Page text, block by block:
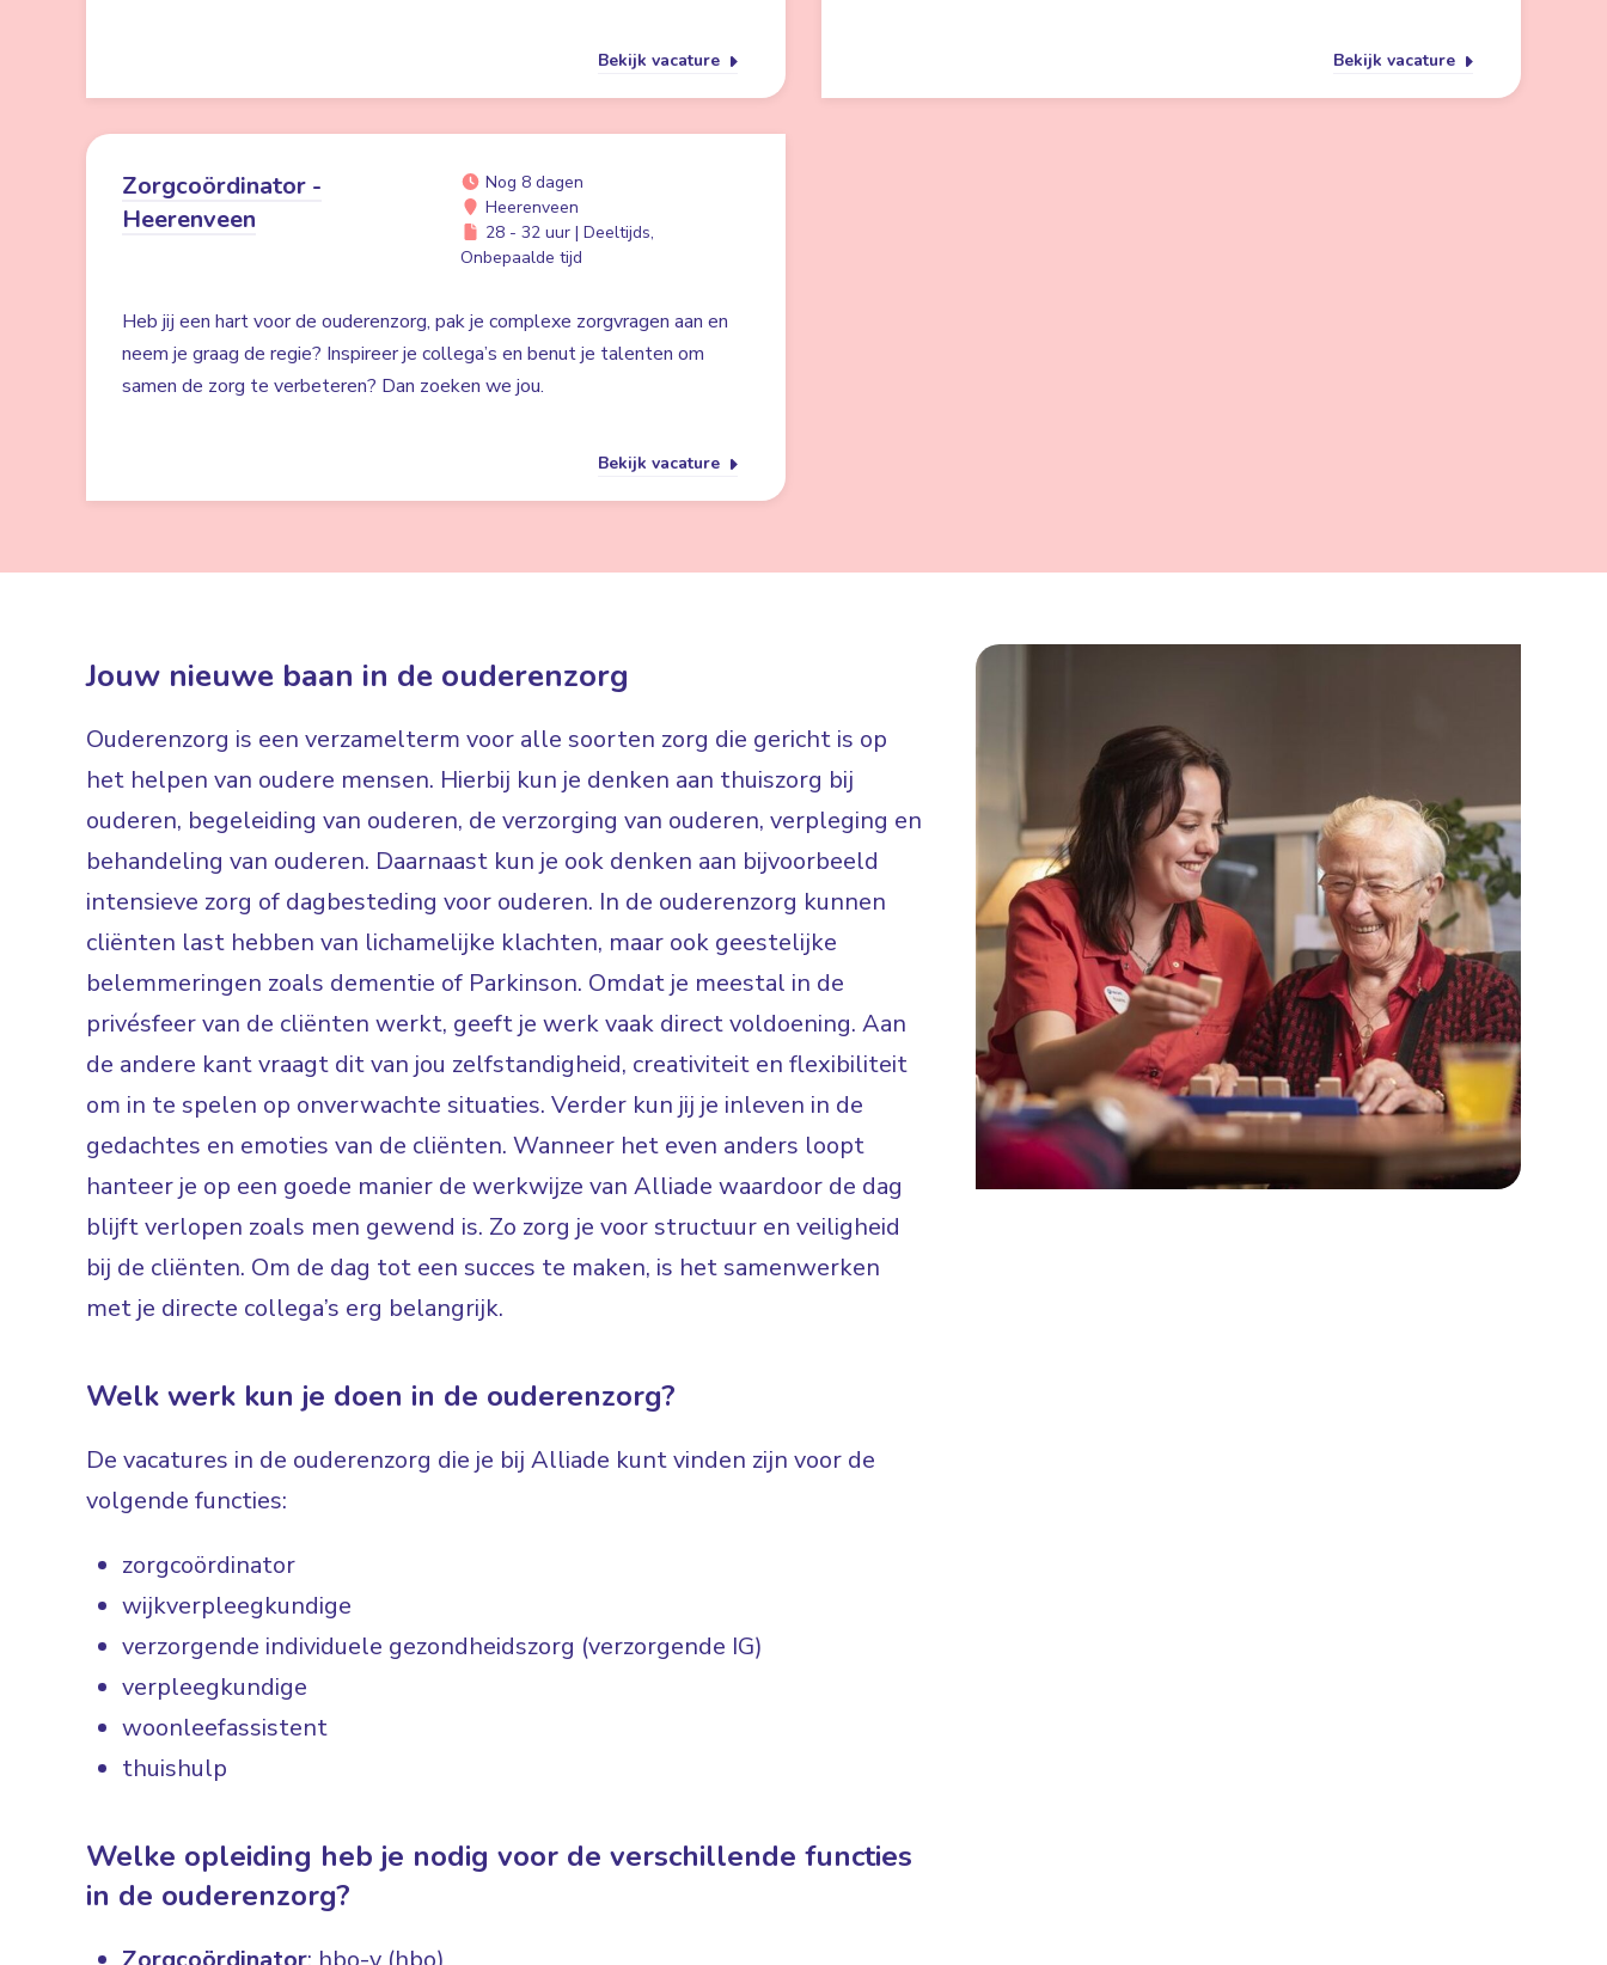
Bekijk vacature Bekijk vacature
Zorgcoördinator -
Heerenveen
Nog 8 dagen
Heerenveen
28 - 32 uur | Deeltijds,
Onbepaalde tijd
Heb jij een hart voor de ouderenzorg, pak je complexe zorgvragen aan en
neem je graag de regie? Inspireer je collega’s en benut je talenten om
samen de zorg te verbeteren? Dan zoeken we jou.
Bekijk vacature
Jouw nieuwe baan in de ouderenzorg
Ouderenzorg is een verzamelterm voor alle soorten zorg die gericht is op
het helpen van oudere mensen. Hierbij kun je denken aan thuiszorg bij
ouderen, begeleiding van ouderen, de verzorging van ouderen, verpleging en
behandeling van ouderen. Daarnaast kun je ook denken aan bijvoorbeeld
intensieve zorg of dagbesteding voor ouderen. In de ouderenzorg kunnen
cliënten last hebben van lichamelijke klachten, maar ook geestelijke
belemmeringen zoals dementie of Parkinson. Omdat je meestal in de
privésfeer van de cliënten werkt, geeft je werk vaak direct voldoening. Aan
de andere kant vraagt dit van jou zelfstandigheid, creativiteit en flexibiliteit
om in te spelen op onverwachte situaties. Verder kun jij je inleven in de
gedachtes en emoties van de cliënten. Wanneer het even anders loopt
hanteer je op een goede manier de werkwijze van Alliade waardoor de dag
blijft verlopen zoals men gewend is. Zo zorg je voor structuur en veiligheid
bij de cliënten. Om de dag tot een succes te maken, is het samenwerken
met je directe collega’s erg belangrijk.
Welk werk kun je doen in de ouderenzorg?
De vacatures in de ouderenzorg die je bij Alliade kunt vinden zijn voor de
volgende functies:
zorgcoördinator
wijkverpleegkundige
verzorgende individuele gezondheidszorg (verzorgende IG)
verpleegkundige
woonleefassistent
thuishulp
Welke opleiding heb je nodig voor de verschillende functies
in de ouderenzorg?